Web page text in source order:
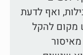
ואף לדעת
מקום להקל